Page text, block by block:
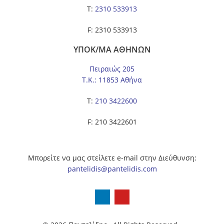
Τ: 2310 533913
F: 2310 533913
ΥΠΟΚ/ΜΑ ΑΘΗΝΩΝ
Πειραιώς 205
Τ.Κ.: 11853 Αθήνα
Τ: 210 3422600
F: 210 3422601
Μπορείτε να μας στείλετε e-mail στην Διεύθυνση:
pantelidis@pantelidis.com